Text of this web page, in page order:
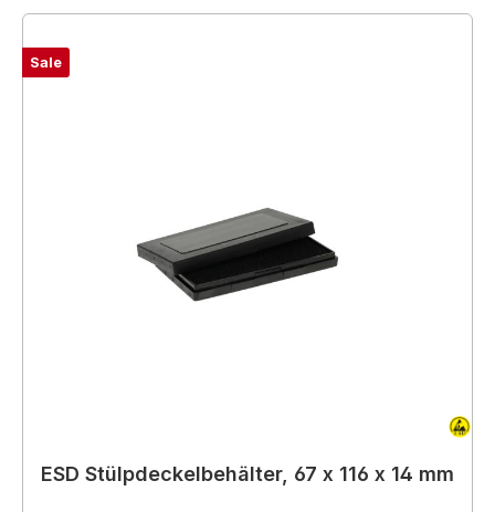
Sale
ESD Stülpdeckelbehälter, 67 x 116 x 14 mm